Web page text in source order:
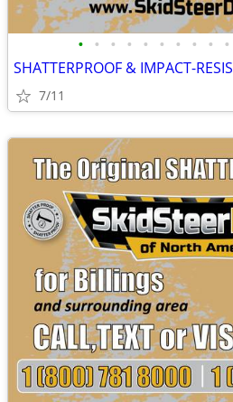
• • • • • • • • • •
7/11